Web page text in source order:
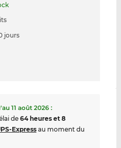
jours
11 août 2026:
de 64 heures et 8
Expressau moment du